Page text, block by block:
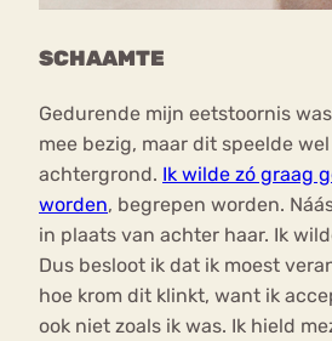
SCHAAMTE
Gedurende mijn eetstoornis
mee bezig, maar dit speelde
achtergrond. Ik wilde zó graag
worden, begrepen worden.
in plaats van achter haar. Ik
Dus besloot ik dat ik moest
hoe krom dit klinkt, want ik
ook niet zoals ik was. Ik hield